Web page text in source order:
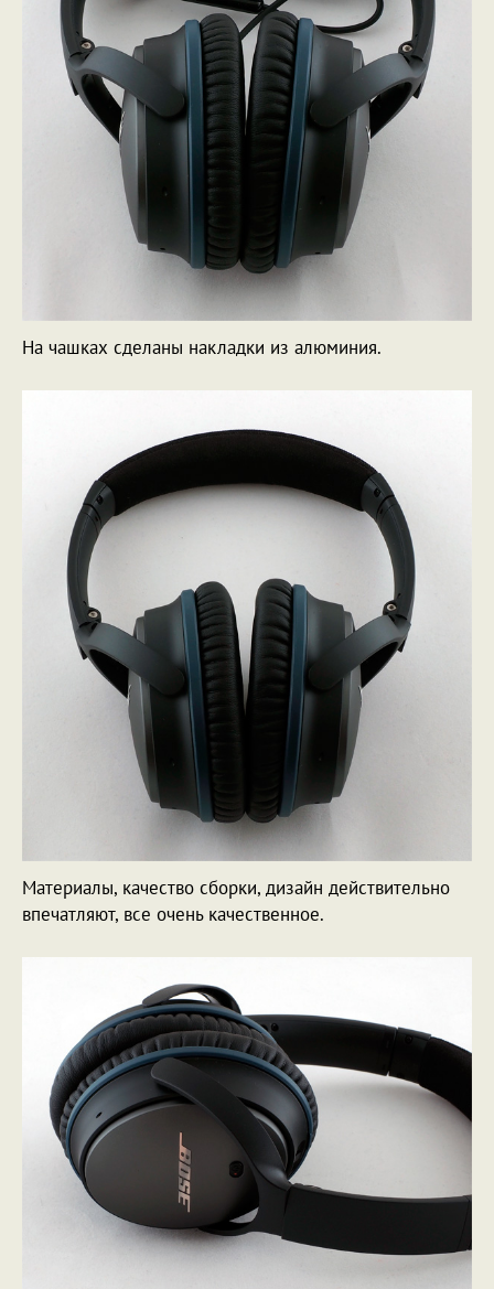
На чашках сделаны накладки из алюминия.
Материалы, качество сборки, дизайн действительно
впечатляют, все очень качественное.